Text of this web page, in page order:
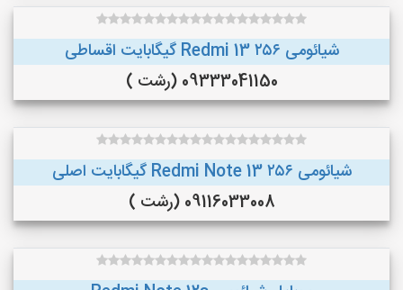
شیائومی Redmi 13 ۲۵۶ گیگابایت اقساطی
09333041150 (رشت )
شیائومی Redmi Note 13 ۲۵۶ گیگابایت اصلی
09116033008 (رشت )